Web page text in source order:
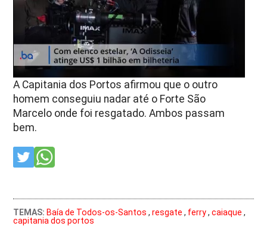
A Capitania dos Portos afirmou que o outro
homem conseguiu nadar até o Forte São
Marcelo onde foi resgatado. Ambos passam
bem.
TEMAS: Baía de Todos-os-Santos ,resgate , ferry,caiaque ,
capitania dos portos